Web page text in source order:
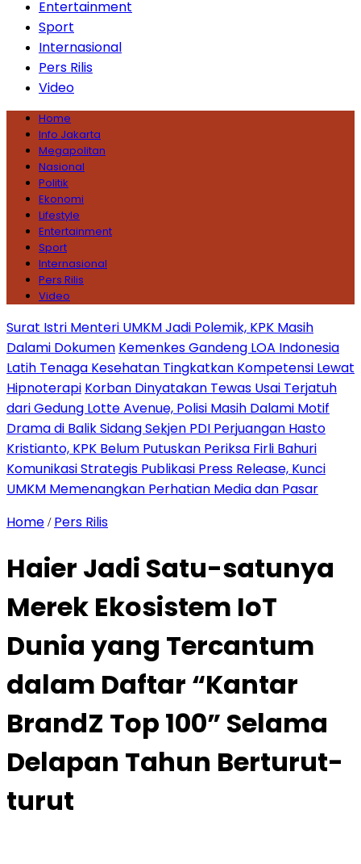
Entertainment
Sport
Internasional
Pers Rilis
Video
Home
Info Jakarta
Megapolitan
Nasional
Politik
Ekonomi
Lifestyle
Entertainment
Sport
Internasional
Pers Rilis
Video
Surat Istri Menteri UMKM Jadi Polemik, KPK Masih
Dalami Dokumen Kemenkes Gandeng LOA Indonesia
Latih Tenaga Kesehatan Tingkatkan Kompetensi Lewat
Hipnoterapi Korban Dinyatakan Tewas Usai Terjatuh
dari Gedung Lotte Avenue, Polisi Masih Dalami Motif
Drama di Balik Sidang Sekjen PDI Perjuangan Hasto
Kristianto, KPK Belum Putuskan Periksa Firli Bahuri
Komunikasi Strategis Publikasi Press Release, Kunci
UMKM Memenangkan Perhatian Media dan Pasar
Home / Pers Rilis
Haier Jadi Satu-satunya
Merek Ekosistem IoT
Dunia yang Tercantum
dalam Daftar “Kantar
BrandZ Top 100” Selama
Delapan Tahun Berturut-
turut